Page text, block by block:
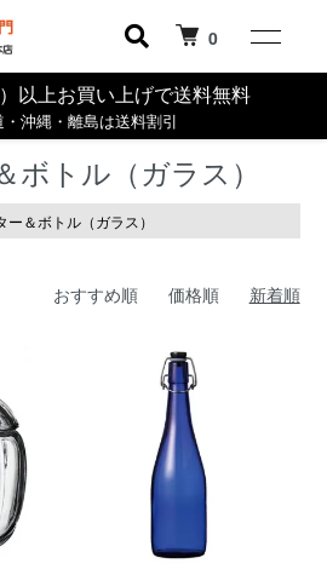
0
以上お買い上げで送料無料
沖縄・離島は送料割引
ボトル（ガラス）
ー＆ボトル（ガラス）
おすすめ順 価格順 新着順